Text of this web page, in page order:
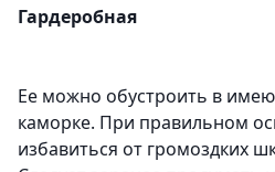
Гардеробная
Ее можно обустроить в
каморке. При правильном
избавиться от громоздких